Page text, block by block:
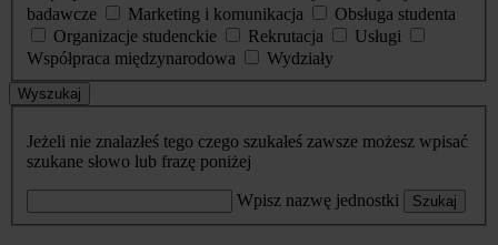
badawcze
Marketing i komunikacja
Obsługa studenta
Organizacje studenckie
Rekrutacja
Usługi
Współpraca międzynarodowa
Wydziały
Wyszukaj
Jeżeli nie znalazłeś tego czego szukałeś zawsze możesz wpisać
szukane słowo lub frazę poniżej
Wpisz nazwę jednostki Szukaj